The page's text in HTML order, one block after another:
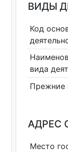
ВИДЫ
Код
вида
Прежние
АДРЕС
Место